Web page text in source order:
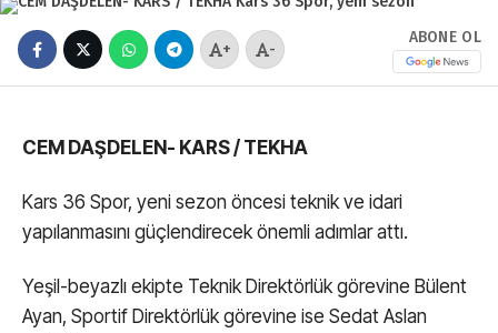
+ -
ABONE OL
CEM DAŞDELEN- KARS / TEKHA
Kars 36 Spor, yeni sezon öncesi teknik ve idari
yapılanmasını güçlendirecek önemli adımlar attı.
Yeşil-beyazlı ekipte Teknik Direktörlük görevine Bülent
Ayan, Sportif Direktörlük görevine ise Sedat Aslan